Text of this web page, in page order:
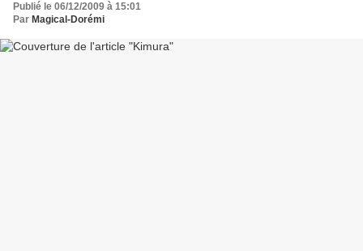
Publié le 06/12/2009 à 15:01
Par Magical-Dorémi